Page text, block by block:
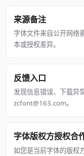
来源备注
字体文件来自公开网络
本或授权差异。
反馈入口
发现信息错误、下载异
zcfont@163.com。
字体版权方授权合
如您是当前字体的版权